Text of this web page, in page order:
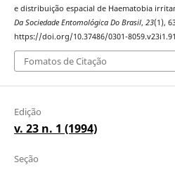
e distribuição espacial de Haematobia
Da Sociedade Entomológica Do Brasil, 23(1),
https://doi.org/10.37486/0301-
Fomatos de Citação
Edição
v. 23 n. 1 (1994)
Seção